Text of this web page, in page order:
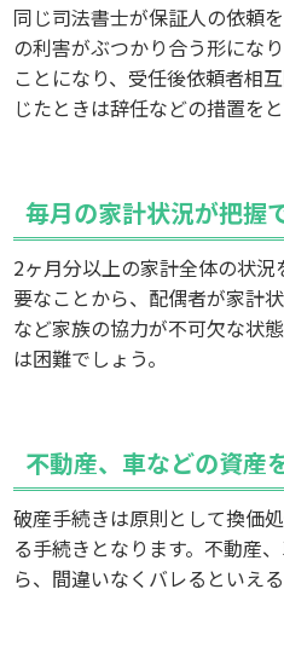
同じ司法書士が保証人の依頼
の利害がぶつかり合う形にな
ことになり、受任後依頼者相
じたときは辞任などの措置を
毎月の家計状況が把握
2ヶ月分以上の家計全体の状
要なことから、配偶者が家計
など家族の協力が不可欠な状
は困難でしょう。
不動産、車などの資産
破産手続きは原則として換価
る手続きとなります。不動産
ら、間違いなくバレるといえる